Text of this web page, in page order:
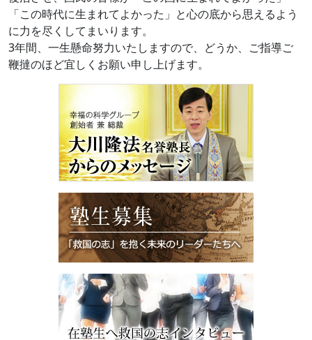
「この時代に生まれてよかった」と心の底から思えるよう
に力を尽くしてまいります。
3年間、一生懸命努力いたしますので、どうか、ご指導ご
鞭撻のほど宜しくお願い申し上げます。